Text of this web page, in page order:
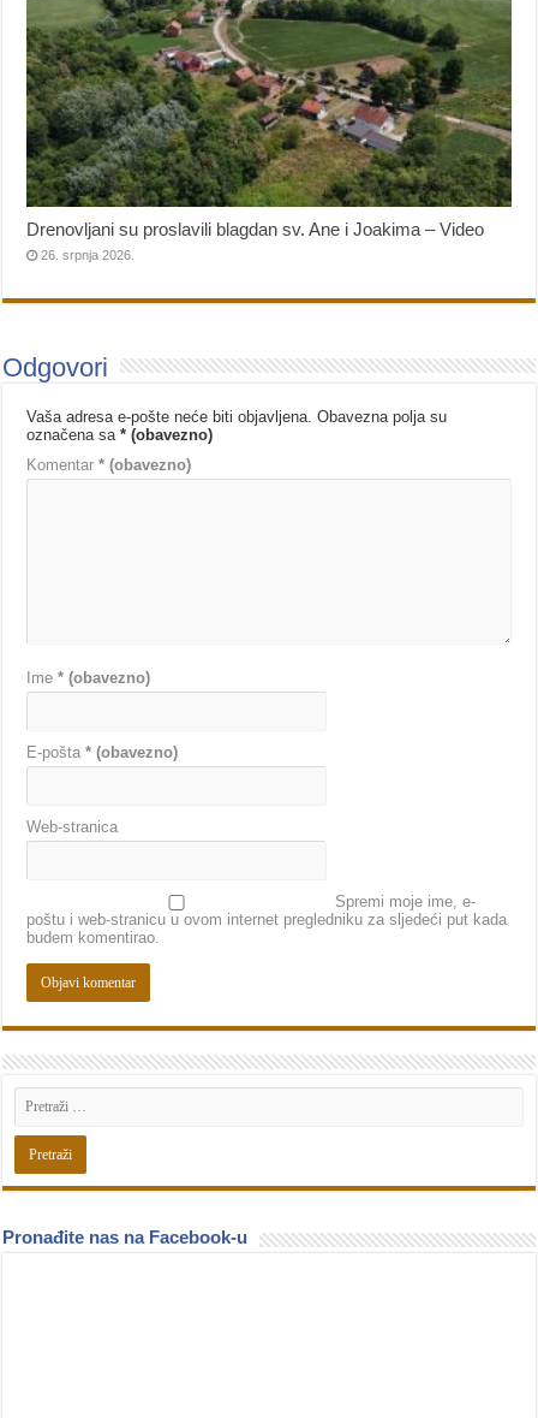
Drenovljani su proslavili blagdan sv. Ane i Joakima – Video
26. srpnja 2026.
Odgovori
Vaša adresa e-pošte neće biti objavljena. Obavezna polja su
označena sa* (obavezno)
Komentar* (obavezno)
Ime* (obavezno)
E-pošta* (obavezno)
Web-stranica
Spremi moje ime, e-
poštu i web-stranicu u ovom internet pregledniku za sljedeći put kada
budem komentirao.
Pronađite nas na Facebook-u